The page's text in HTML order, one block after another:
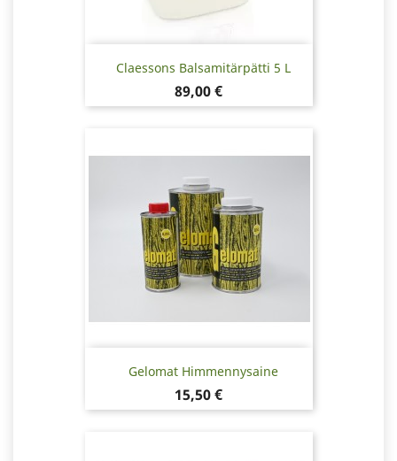
Claessons Balsamitärpätti 5 L
Hinta
89,00 €
Gelomat Himmennysaine
Hinta
15,50 €